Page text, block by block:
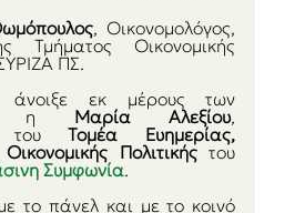
, Οικονομολόγος,
Τμήματος Οικονομικής
ΠΣ.
άνοιξε εκ μέρους των
η Μαρία Αλεξίου,
του Τομέα Ευημερίας,
Πολιτικής
Συμφωνία.
το πάνελ και με το κοινό